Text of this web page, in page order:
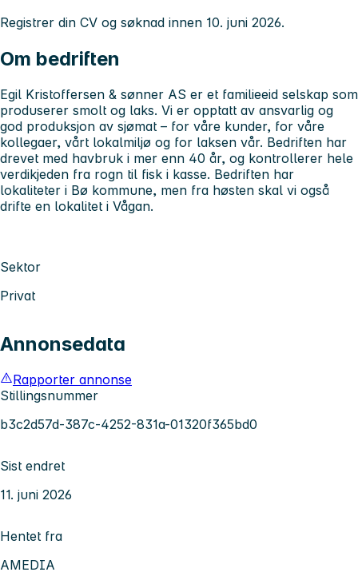
Registrer din CV og søknad innen 10. juni 2026.
Om bedriften
Egil Kristoffersen & sønner AS er et familieeid selskap som
produserer smolt og laks. Vi er opptatt av ansvarlig og
god produksjon av sjømat – for våre kunder, for våre
kollegaer, vårt lokalmiljø og for laksen vår. Bedriften har
drevet med havbruk i mer enn 40 år, og kontrollerer hele
verdikjeden fra rogn til fisk i kasse. Bedriften har
lokaliteter i Bø kommune, men fra høsten skal vi også
drifte en lokalitet i Vågan.
Sektor
Privat
Annonsedata
Rapporter annonse
Stillingsnummer
b3c2d57d-387c-4252-831a-01320f365bd0
Sist endret
11. juni 2026
Hentet fra
AMEDIA